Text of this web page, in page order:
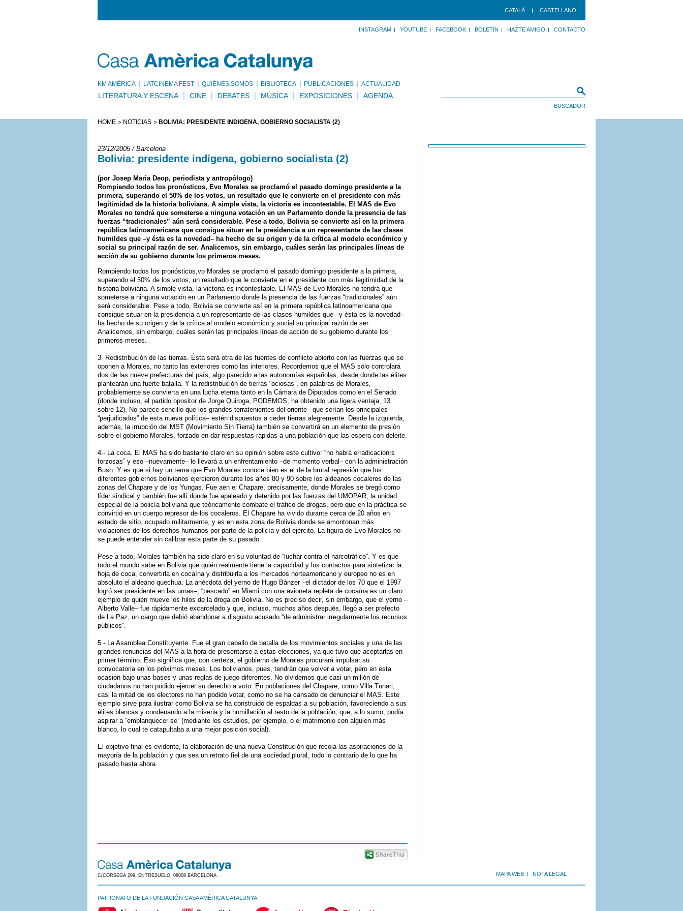
CATALÀ CASTELLANO
INSTAGRAM YOUTUBE FACEBOOK BOLETÍN HAZTE AMIGO CONTACTO
KM AMÈRICA LATCINEMA FEST QUIÉNES SOMOS BIBLIOTECA PUBLICACIONES ACTUALIDAD
LITERATURA Y ESCENA CINE DEBATES MÚSICA EXPOSICIONES AGENDA
HOME NOTICIAS BOLIVIA: PRESIDENTE INDÍGENA, GOBIERNO SOCIALISTA (2)
23/12/2005 / Barcelona
Bolivia: presidente indígena, gobierno socialista (2)
(por Josep Maria Deop, periodista y antropólogo)
Rompiendo todos los pronósticos, Evo Morales se proclamó el pasado domingo presidente a la
primera, superando el 50% de los votos, un resultado que le convierte en el presidente con más
legitimidad de la historia boliviana. A simple vista, la victoria es incontestable. El MAS de Evo
Morales no tendrá que someterse a ninguna votación en un Parlamento donde la presencia de las
fuerzas “tradicionales” aún será considerable. Pese a todo, Bolivia se convierte así en la primera
república latinoamericana que consigue situar en la presidencia a un representante de las clases
humildes que –y ésta es la novedad– ha hecho de su origen y de la crítica al modelo económico y
social su principal razón de ser. Analicemos, sin embargo, cuáles serán las principales líneas de
acción de su gobierno durante los primeros meses.
Rompiendo todos los pronósticos,vo Morales se proclamó el pasado domingo presidente a la primera,
superando el 50% de los votos, un resultado que le convierte en el presidente con más legitimidad de la
historia boliviana. A simple vista, la victoria es incontestable. El MAS de Evo Morales no tendrá que
someterse a ninguna votación en un Parlamento donde la presencia de las fuerzas “tradicionales” aún
será considerable. Pese a todo, Bolivia se convierte así en la primera república latinoamericana que
consigue situar en la presidencia a un representante de las clases humildes que –y ésta es la novedad–
ha hecho de su origen y de la crítica al modelo económico y social su principal razón de ser.
Analicemos, sin embargo, cuáles serán las principales líneas de acción de su gobierno durante los
primeros meses.
3- Redistribución de las tierras. Ésta será otra de las fuentes de conflicto abierto con las fuerzas que se
oponen a Morales, no tanto las exteriores como las interiores. Recordemos que el MAS sólo controlará
dos de las nueve prefecturas del país, algo parecido a las autonomías españolas, desde donde las élites
plantearán una fuerte batalla. Y la redistribución de tierras “ociosas”, en palabras de Morales,
probablemente se convierta en una lucha eterna tanto en la Cámara de Diputados como en el Senado
(donde incluso, el partido opositor de Jorge Quiroga, PODEMOS, ha obtenido una ligera ventaja, 13
sobre 12). No parece sencillo que los grandes terratenientes del oriente –que serían los principales
“perjudicados” de esta nueva política– estén dispuestos a ceder tierras alegremente. Desde la izquierda,
además, la irrupción del MST (Movimiento Sin Tierra) también se convertirá en un elemento de presión
sobre el gobierno Morales, forzado en dar respuestas rápidas a una población que las espera con deleite.
4.- La coca. El MAS ha sido bastante claro en su opinión sobre este cultivo: “no habrá erradicacionrs
forzosas” y eso –nuevamente– le llevará a un enfrentamiento –de momento verbal– con la administración
Bush. Y es que si hay un tema que Evo Morales conoce bien es el de la brutal represión que los
diferentes gobiernos bolivianos ejercieron durante los años 80 y 90 sobre los aldeanos cocaleros de las
zonas del Chapare y de los Yungas. Fue aen el Chapare, precisamente, donde Morales se bregó como
líder sindical y también fue allí donde fue apaleado y detenido por las fuerzas del UMOPAR, la unidad
especial de la policía boliviana que teóricamente combate el tráfico de drogas, pero que en la práctica se
convirtió en un cuerpo represor de los cocaleros. El Chapare ha vivido durante cerca de 20 años en
estado de sitio, ocupado militarmente, y es en esta zona de Bolivia donde se amontonan más
violaciones de los derechos humanos por parte de la policía y del ejército. La figura de Evo Morales no
se puede entender sin calibrar esta parte de su pasado.
Pese a todo, Morales también ha sido claro en su voluntad de “luchar contra el narcotráfico”. Y es que
todo el mundo sabe en Bolivia que quién realmente tiene la capacidad y los contactos para sintetizar la
hoja de coca, convertirla en cocaína y distribuirla a los mercados norteamericano y europeo no es en
absoluto el aldeano quechua. La anécdota del yerno de Hugo Bánzer –el dictador de los 70 que el 1997
logró ser presidente en las urnas–, “pescado” en Miami con una avioneta repleta de cocaína es un claro
ejemplo de quién mueve los hilos de la droga en Bolivia. No es preciso decir, sin embargo, que el yerno –
Alberto Valle– fue rápidamente excarcelado y que, incluso, muchos años después, llegó a ser prefecto
de La Paz, un cargo que debió abandonar a disgusto acusado “de administrar irregularmente los recursos
públicos”.
5.- La Asamblea Constituyente. Fue el gran caballo de batalla de los movimientos sociales y una de las
grandes renuncias del MAS a la hora de presentarse a estas elecciones, ya que tuvo que aceptarlas en
primer término. Eso significa que, con certeza, el gobierno de Morales procurará impulsar su
convocatoria en los próximos meses. Los bolivianos, pues, tendrán que volver a votar, pero en esta
ocasión bajo unas bases y unas reglas de juego diferentes. No olvidemos que casi un millón de
ciudadanos no han podido ejercer su derecho a voto. En poblaciones del Chapare, como Villa Tunari,
casi la mitad de los electores no han podido votar, como no se ha cansado de denunciar el MAS. Este
ejemplo sirve para ilustrar como Bolivia se ha construido de espaldas a su población, favoreciendo a sus
élites blancas y condenando a la miseria y la humillación al resto de la población, que, a lo sumo, podía
aspirar a “emblanquecer-se” (mediante los estudios, por ejemplo, o el matrimonio con alguien más
blanco, lo cual te catapultaba a una mejor posición social).
El objetivo final es evidente, la elaboración de una nueva Constitución que recoja las aspiraciones de la
mayoría de la población y que sea un retrato fiel de una sociedad plural, todo lo contrario de lo que ha
pasado hasta ahora.
MAPA WEB NOTA LEGAL
C/CÒRSEGA 299, ENTRESUELO. 08008 BARCELONA
PATRONATO DE LA FUNDACIÓN CASA AMÈRICA CATALUNYA